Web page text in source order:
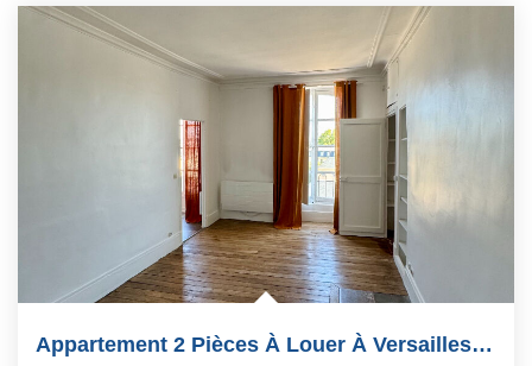
Appartement 2 Pièces À Louer À Versailles - Réf. 2091